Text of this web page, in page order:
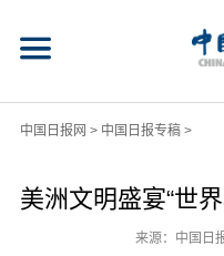
中国日报网 > 中国日报专稿>
美洲文明盛宴“世
来源：中国日